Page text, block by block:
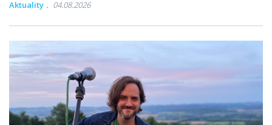
Aktuality 04.08.2026